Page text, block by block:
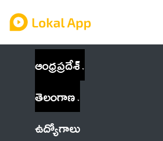
ఆంధ్రప్రదేశ్
తెలంగాణ
ఉద్యోగాలు